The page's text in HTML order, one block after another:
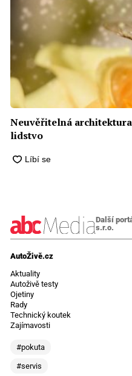
Neuvěřitelná
lidstvo
Další
s.r.o.
AutoŽivě.cz
Aktuality
Autoživě testy
Ojetiny
Rady
Technický koutek
Zajímavosti
#pokuta
#servis